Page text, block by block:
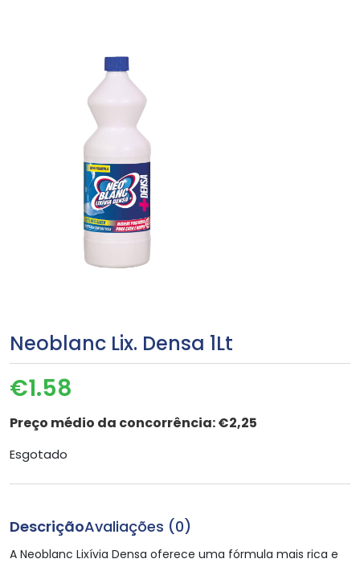
Neoblanc Lix. Densa 1Lt
€1.58
Preço médio da concorrência:€2,25
Esgotado
DescriçãoAvaliações (0)
A Neoblanc Lixívia Densa oferece uma fórmula mais rica e